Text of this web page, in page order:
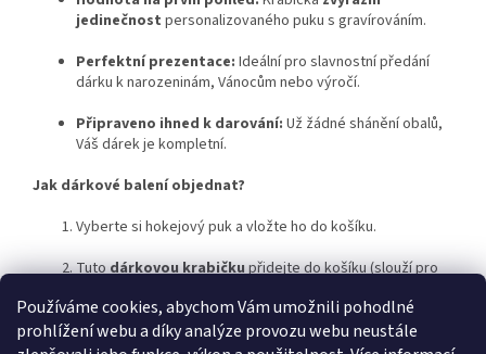
Používáme cookies, abychom Vám umožnili pohodlné
prohlížení webu a díky analýze provozu webu neustále
jedinečnost personalizovaného puku s gravírováním.
Perfektní prezentace: Ideální pro slavnostní předání
dárku k narozeninám, Vánocům nebo výročí.
Připraveno ihned k darování: Už žádné shánění obalů,
Váš dárek je kompletní.
Jak dárkové balení objednat?
Vyberte si hokejový puk a vložte ho do košíku.
Tutodárkovou krabičkupřidejte do košíku (slouží pro